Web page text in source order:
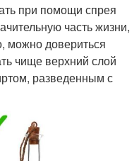
при помощи спрея
часть жизни,
можно довериться
чище верхний слой
разведенным с